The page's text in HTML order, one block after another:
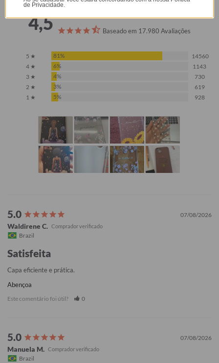
4,5 Baseado em 17.980 Avaliações
5 ★ 81%
14560
4 ★
6%
1143
3 ★
4%
730
2 ★
3%
619
1 ★
5% 928
07/08/2026
Waldirene C.
Brazil
Satisfeita
Capa eficiente e prática.
Abençoa
Este comentário foi útil? 0
07/08/2026
Manuela M.
Brazil
de Privacidade.